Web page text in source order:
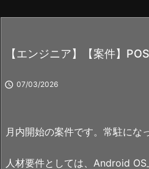
【エンジニア】【案件】
 07/03/2026
月内開始の案件です。常駐にな
人材要件としては、Android OS